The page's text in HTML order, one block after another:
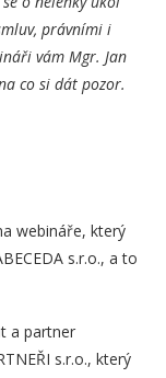
právními i
vám Mgr. Jan
co si dát pozor.
webináře, který
s.r.o., a to
a partner
s.r.o., který